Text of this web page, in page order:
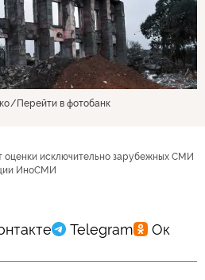
Перейти в фотобанк
исключительно зарубежных СМИ
ИноСМИ